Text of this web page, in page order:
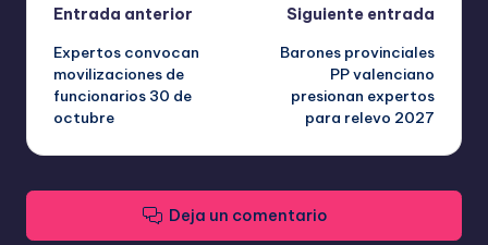
Navegación
de
entradas
Entrada anterior
Expertos convocan
movilizaciones de
funcionarios 30 de
octubre
Siguiente entrada
Barones provinciales
PP valenciano
presionan expertos
para relevo 2027
Deja un comentario